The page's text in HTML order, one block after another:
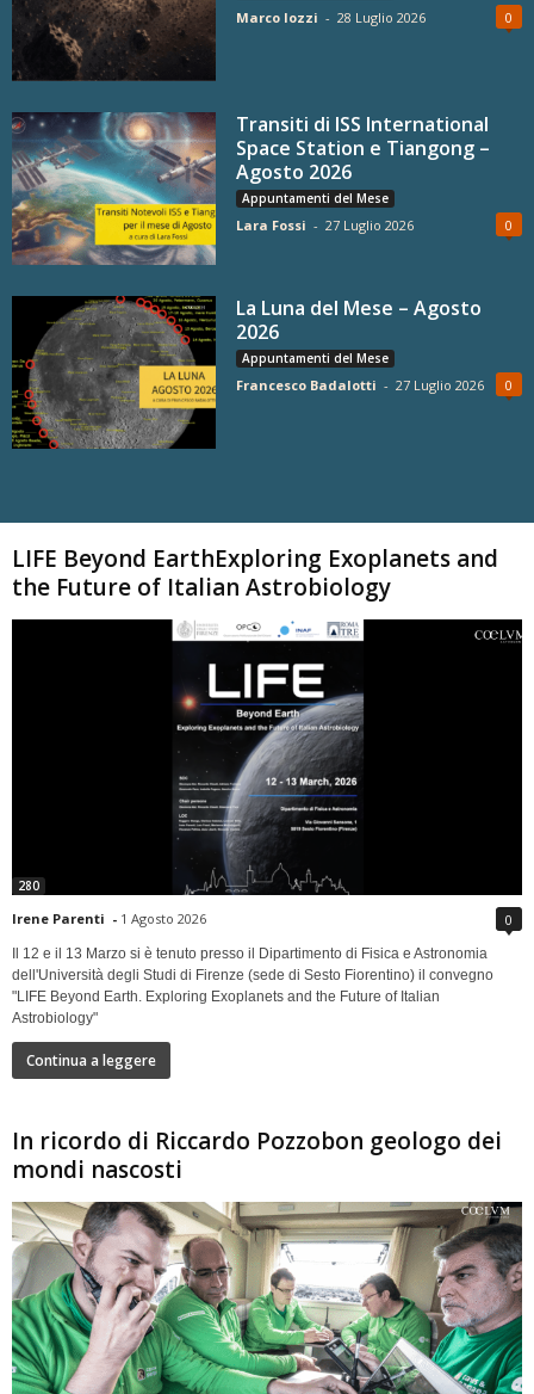
Marco Iozzi - 28 Luglio 2026 0
Transiti di ISS International
Space Station e Tiangong –
Agosto 2026
Appuntamenti del Mese
Lara Fossi - 27 Luglio 2026 0
La Luna del Mese – Agosto
2026
Appuntamenti del Mese
Francesco Badalotti - 27 Luglio 2026 0
LIFE Beyond EarthExploring Exoplanets and
the Future of Italian Astrobiology
280
Irene Parenti - 1 Agosto 2026 0
Il 12 e il 13 Marzo si è tenuto presso il Dipartimento di Fisica e Astronomia
dell'Università degli Studi di Firenze (sede di Sesto Fiorentino) il convegno
"LIFE Beyond Earth. Exploring Exoplanets and the Future of Italian
Astrobiology"
Continua a leggere
In ricordo di Riccardo Pozzobon geologo dei
mondi nascosti